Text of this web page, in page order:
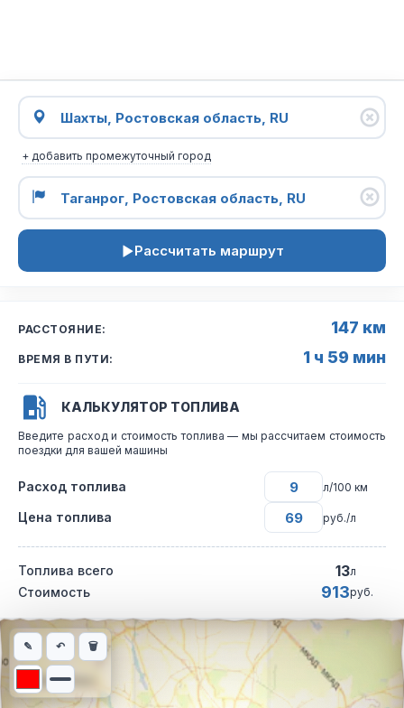
+ добавить промежуточный город
Рассчитать маршрут
РАССТОЯНИЕ: 147 км
ВРЕМЯ В ПУТИ: 1 ч 59 мин
КАЛЬКУЛЯТОР ТОПЛИВА
Введите расход и стоимость топлива — мы рассчитаем стоимость
поездки для вашей машины
Расход топлива л/100 км
Цена топлива руб./л
Топлива всего 13л
Стоимость 913руб.
Интерактивная карта автомобильного маршрута из города
✎ ↶ 🗑